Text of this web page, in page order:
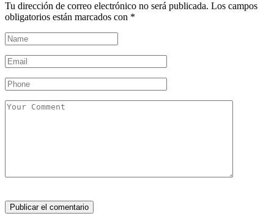
Tu dirección de correo electrónico no será publicada. Los campos
obligatorios están marcados con *